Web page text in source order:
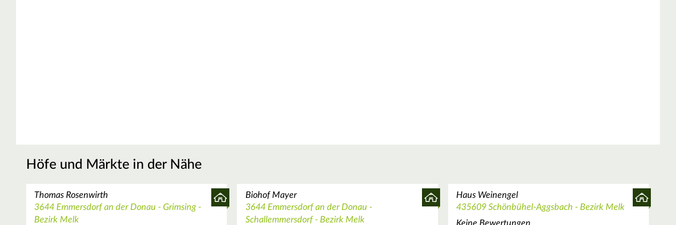
Höfe und Märkte in der Nähe
Thomas Rosenwirth
3644 Emmersdorf an der Donau - Grimsing -
Bezirk Melk
Biohof Mayer
3644 Emmersdorf an der Donau -
Schallemmersdorf - Bezirk Melk
Haus Weinengel
435609 Schönbühel-Aggsbach - Bezirk Melk